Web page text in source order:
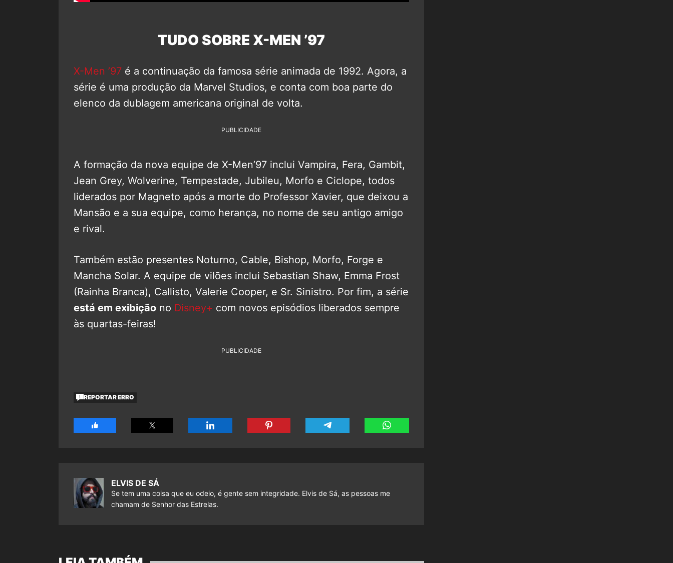
TUDO SOBRE X-MEN ’97
X-Men ’97 é a continuação da famosa série animada de 1992. Agora, a
série é uma produção da Marvel Studios, e conta com boa parte do
elenco da dublagem americana original de volta.
PUBLICIDADE
A formação da nova equipe de X-Men’97 inclui Vampira, Fera, Gambit,
Jean Grey, Wolverine, Tempestade, Jubileu, Morfo e Ciclope, todos
liderados por Magneto após a morte do Professor Xavier, que deixou a
Mansão e a sua equipe, como herança, no nome de seu antigo amigo
e rival.
Também estão presentes Noturno, Cable, Bishop, Morfo, Forge e
Mancha Solar. A equipe de vilões inclui Sebastian Shaw, Emma Frost
(Rainha Branca), Callisto, Valerie Cooper, e Sr. Sinistro. Por fim, a série
está em exibição no Disney+ com novos episódios liberados sempre
às quartas-feiras!
PUBLICIDADE
REPORTAR ERRO
ELVIS DE SÁ
Se tem uma coisa que eu odeio, é gente sem integridade. Elvis de Sá, as pessoas me
chamam de Senhor das Estrelas.